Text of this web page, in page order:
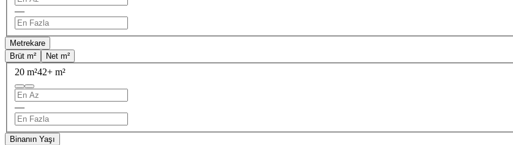
—
Metrekare
Brüt m²
Net m²
20 m²42+ m²
—
Binanın Yaşı